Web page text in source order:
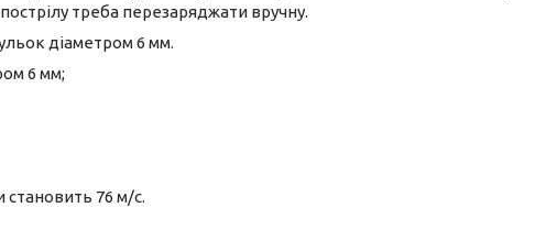
треба перезаряджати вручну.
діаметром 6 мм.
6 мм;
становить 76 м/с.